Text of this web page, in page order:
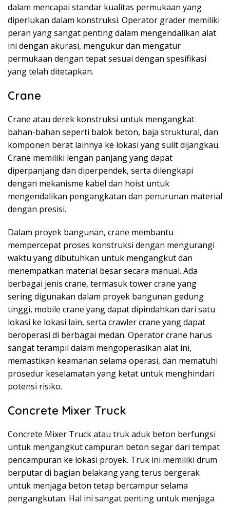
dalam mencapai standar kualitas permukaan yang
diperlukan dalam konstruksi. Operator grader memiliki
peran yang sangat penting dalam mengendalikan alat
ini dengan akurasi, mengukur dan mengatur
permukaan dengan tepat sesuai dengan spesifikasi
yang telah ditetapkan.
Crane
Crane atau derek konstruksi untuk mengangkat
bahan-bahan seperti balok beton, baja struktural, dan
komponen berat lainnya ke lokasi yang sulit dijangkau.
Crane memiliki lengan panjang yang dapat
diperpanjang dan diperpendek, serta dilengkapi
dengan mekanisme kabel dan hoist untuk
mengendalikan pengangkatan dan penurunan material
dengan presisi.
Dalam proyek bangunan, crane membantu
mempercepat proses konstruksi dengan mengurangi
waktu yang dibutuhkan untuk mengangkut dan
menempatkan material besar secara manual. Ada
berbagai jenis crane, termasuk tower crane yang
sering digunakan dalam proyek bangunan gedung
tinggi, mobile crane yang dapat dipindahkan dari satu
lokasi ke lokasi lain, serta crawler crane yang dapat
beroperasi di berbagai medan. Operator crane harus
sangat terampil dalam mengoperasikan alat ini,
memastikan keamanan selama operasi, dan mematuhi
prosedur keselamatan yang ketat untuk menghindari
potensi risiko.
Concrete Mixer Truck
Concrete Mixer Truck atau truk aduk beton berfungsi
untuk mengangkut campuran beton segar dari tempat
pencampuran ke lokasi proyek. Truk ini memiliki drum
berputar di bagian belakang yang terus bergerak
untuk menjaga beton tetap bercampur selama
pengangkutan. Hal ini sangat penting untuk menjaga